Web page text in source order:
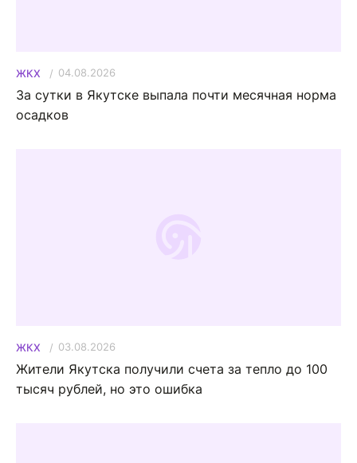
ЖКХ 04.08.2026
За сутки в Якутске выпала почти месячная норма
осадков
ЖКХ 03.08.2026
Жители Якутска получили счета за тепло до 100
тысяч рублей, но это ошибка